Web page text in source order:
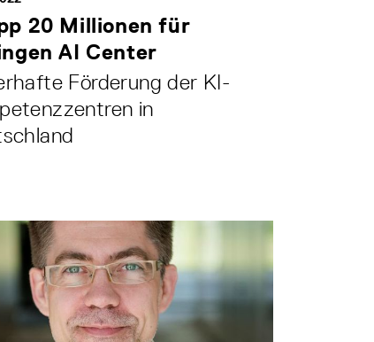
20 Millionen für
AI Center
Förderung der KI-
in